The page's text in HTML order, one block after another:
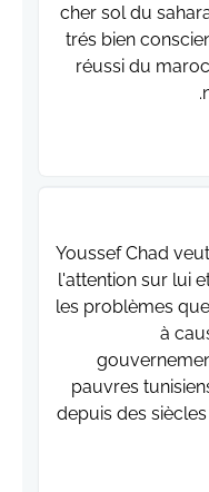
cher sol du
trés bien
réussi du
Youssef Chad
l'attention sur lui
les problèmes
à
pauvres
depuis des